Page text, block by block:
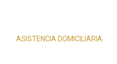
ASISTENCIA DOMICILIARIA